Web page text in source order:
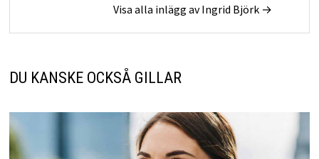
Visa alla inlägg av Ingrid Björk →
DU KANSKE OCKSÅ GILLAR